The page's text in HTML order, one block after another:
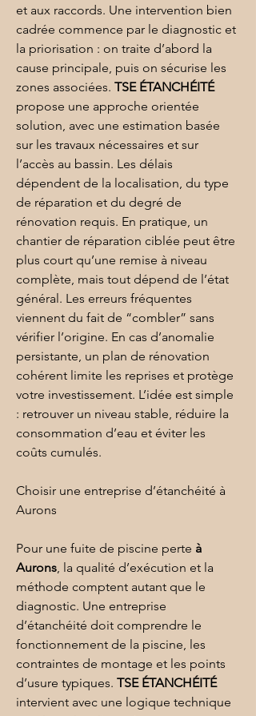
et aux raccords. Une intervention bien
cadrée commence par le diagnostic et
la priorisation : on traite d’abord la
cause principale, puis on sécurise les
zones associées. TSE ÉTANCHÉITÉ
propose une approche orientée
solution, avec une estimation basée
sur les travaux nécessaires et sur
l’accès au bassin. Les délais
dépendent de la localisation, du type
de réparation et du degré de
rénovation requis. En pratique, un
chantier de réparation ciblée peut être
plus court qu’une remise à niveau
complète, mais tout dépend de l’état
général. Les erreurs fréquentes
viennent du fait de “combler” sans
vérifier l’origine. En cas d’anomalie
persistante, un plan de rénovation
cohérent limite les reprises et protège
votre investissement. L’idée est simple
: retrouver un niveau stable, réduire la
consommation d’eau et éviter les
coûts cumulés.
Choisir une entreprise d’étanchéité à
Aurons
Pour une fuite de piscine perte à
Aurons, la qualité d’exécution et la
méthode comptent autant que le
diagnostic. Une entreprise
d’étanchéité doit comprendre le
fonctionnement de la piscine, les
contraintes de montage et les points
d’usure typiques. TSE ÉTANCHÉITÉ
intervient avec une logique technique